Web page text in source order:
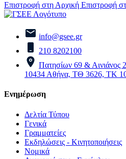
Επιστροφή στη Αρχική Επιστροφή
info@gsee.gr
210 8202100
Πατησίων 69 & Αινιάνος
10434 Αθήνα, ΤΘ 3626, ΤΚ
Ενημέρωση
Δελτία Τύπου
Γενικά
Γραμματείες
Εκδηλώσεις - Κινητοποιήσεις
Νομικά